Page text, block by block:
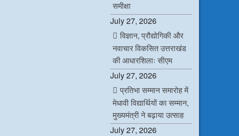
समीक्षा
July 27, 2026
विज्ञान, प्रौद्योगिकी और
नवाचार विकसित उत्तराखंड
की आधारशिलाः सीएम
July 27, 2026
प्रतिभा सम्मान समारोह में
मेधावी विद्यार्थियों का सम्मान,
मुख्यमंत्री ने बढ़ाया उत्साह
July 27, 2026